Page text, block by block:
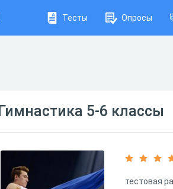
Тесты Опросы
Гимнастика 5-6 классы
тестовая